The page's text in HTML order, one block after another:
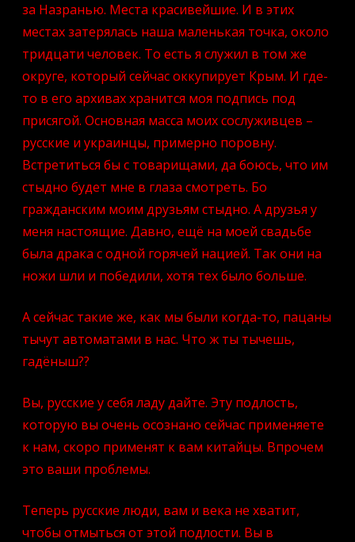
за Назранью. Места красивейшие. И в этих
местах затерялась наша маленькая точка, около
тридцати человек. То есть я служил в том же
округе, который сейчас оккупирует Крым. И где-
то в его архивах хранится моя подпись под
присягой. Основная масса моих сослуживцев –
русские и украинцы, примерно поровну.
Встретиться бы с товарищами, да боюсь, что им
стыдно будет мне в глаза смотреть. Бо
гражданским моим друзьям стыдно. А друзья у
меня настоящие. Давно, ещё на моей свадьбе
была драка с одной горячей нацией. Так они на
ножи шли и победили, хотя тех было больше.
А сейчас такие же, как мы были когда-то, пацаны
тычут автоматами в нас. Что ж ты тычешь,
гадёныш??
Вы, русские у себя ладу дайте. Эту подлость,
которую вы очень осознано сейчас применяете
к нам, скоро применят к вам китайцы. Впрочем
это ваши проблемы.
Теперь русские люди, вам и века не хватит,
чтобы отмыться от этой подлости. Вы в